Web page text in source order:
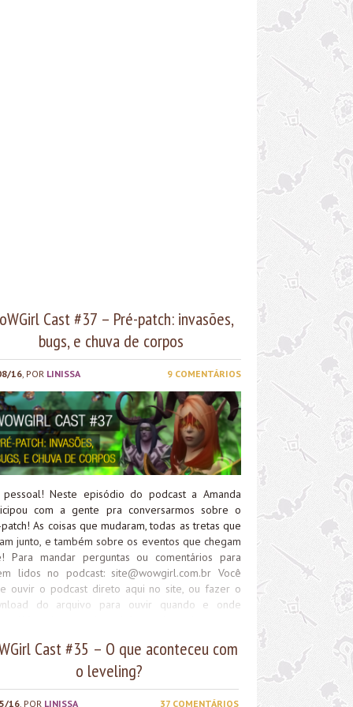
Cast #37 – Pré-patch: invasões,
bugs, e chuva de corpos
16 , POR LINISSA 9 COMENTÁRIOS
Neste episódio do podcast a Amanda
com a gente pra conversarmos sobre o
As coisas que mudaram, todas as tretas que
junto, e também sobre os eventos que chegam
Para mandar perguntas ou comentários para
lidos no podcast: site@wowgirl.com.br Você
ouvir o podcast direto aqui no site, ou fazer o
do arquivo para ouvir quando e onde
media.blubrry.com/wowgirlcast/wowgirl.com.br/wp-
uploads/2016/08/wowgirlcast-ep37-pre-
Play in new window |
Apple Podcasts | RSS
Cast #35 – O que aconteceu com
o leveling?
16 , POR LINISSA 37 COMENTÁRIOS